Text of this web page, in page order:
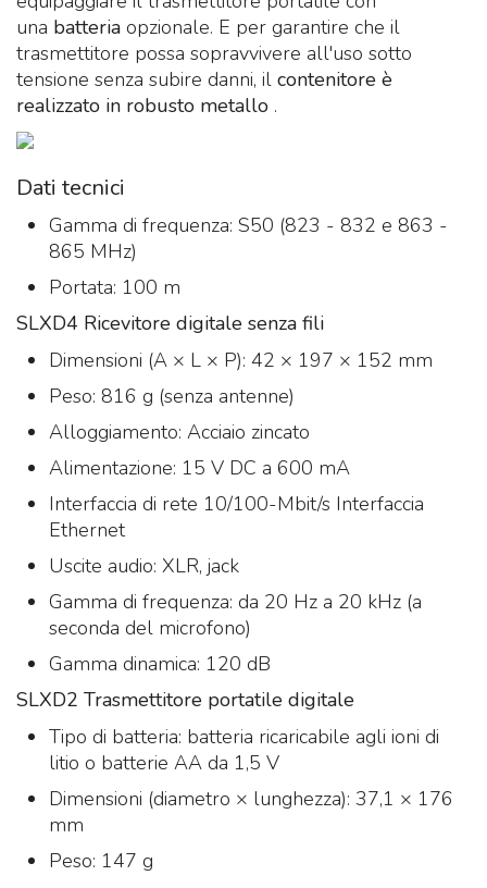
una batteria opzionale. E per garantire che il
trasmettitore possa sopravvivere all'uso sotto
tensione senza subire danni, il contenitore è
realizzato in robusto metallo .
Dati tecnici
Gamma di frequenza: S50 (823 - 832 e 863 -
865 MHz)
Portata: 100 m
SLXD4 Ricevitore digitale senza fili
Dimensioni (A × L × P): 42 × 197 × 152 mm
Peso: 816 g (senza antenne)
Alloggiamento: Acciaio zincato
Alimentazione: 15 V DC a 600 mA
Interfaccia di rete 10/100-Mbit/s Interfaccia
Ethernet
Uscite audio: XLR, jack
Gamma di frequenza: da 20 Hz a 20 kHz (a
seconda del microfono)
Gamma dinamica: 120 dB
SLXD2 Trasmettitore portatile digitale
Tipo di batteria: batteria ricaricabile agli ioni di
litio o batterie AA da 1,5 V
Dimensioni (diametro × lunghezza): 37,1 × 176
mm
Peso: 147 g